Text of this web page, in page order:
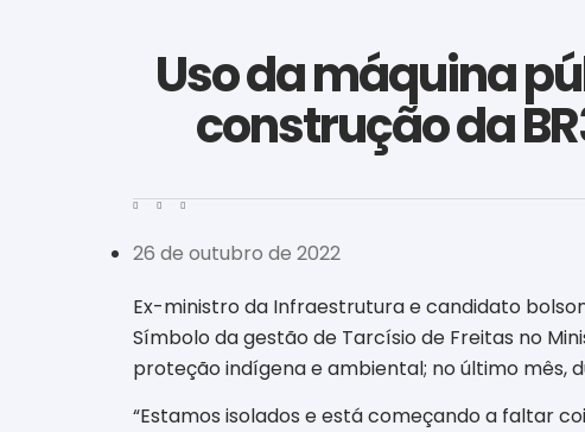
Uso da máquina
construção da
26 de outubro de 2022
Ex-ministro da Infraestrutura e candidato
Símbolo da gestão de Tarcísio de Freitas no
proteção indígena e ambiental; no último mês,
“Estamos isolados e está começando a faltar